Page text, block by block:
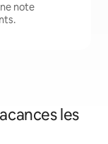
note
les